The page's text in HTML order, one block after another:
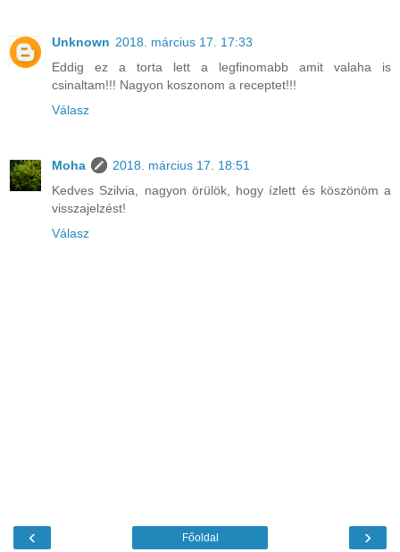
Unknown 2018. március 17. 17:33
Eddig ez a torta lett a legfinomabb amit valaha is
csinaltam!!! Nagyon koszonom a receptet!!!
Válasz
Moha
2018. március 17. 18:51
Kedves Szilvia, nagyon örülök, hogy ízlett és köszönöm a
visszajelzést!
Válasz
‹ ›
Főoldal